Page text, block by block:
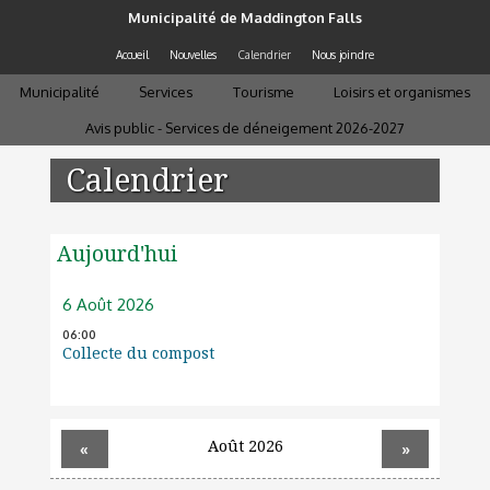
Aller au contenu principalMunicipalité de Maddington Falls
Accueil Nouvelles Calendrier Nous joindre
Municipalité Services Tourisme Loisirs et organismes
Avis public - Services de déneigement 2026-2027
Vous êtes ici
Calendrier
Aujourd'hui
6 Août 2026
06:00
Collecte du compost
Août 2026
« »